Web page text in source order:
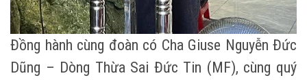
Đồng hành cùng đoàn có Cha Giuse Nguyễn Đức
Dũng – Dòng Thừa Sai Đức Tin (MF), cùng quý